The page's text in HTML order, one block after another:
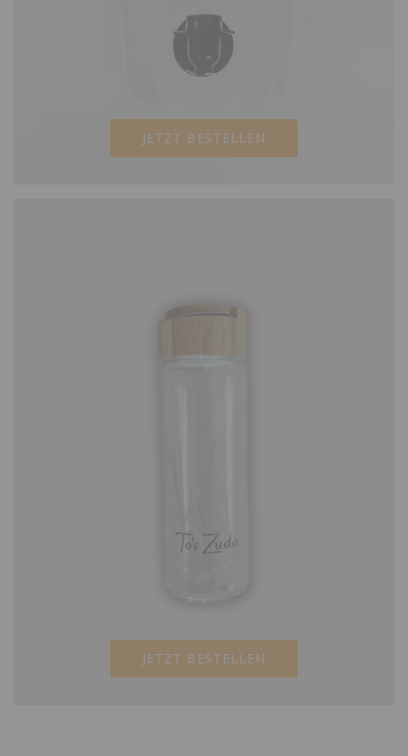
JETZT BESTELLEN
JETZT BESTELLEN